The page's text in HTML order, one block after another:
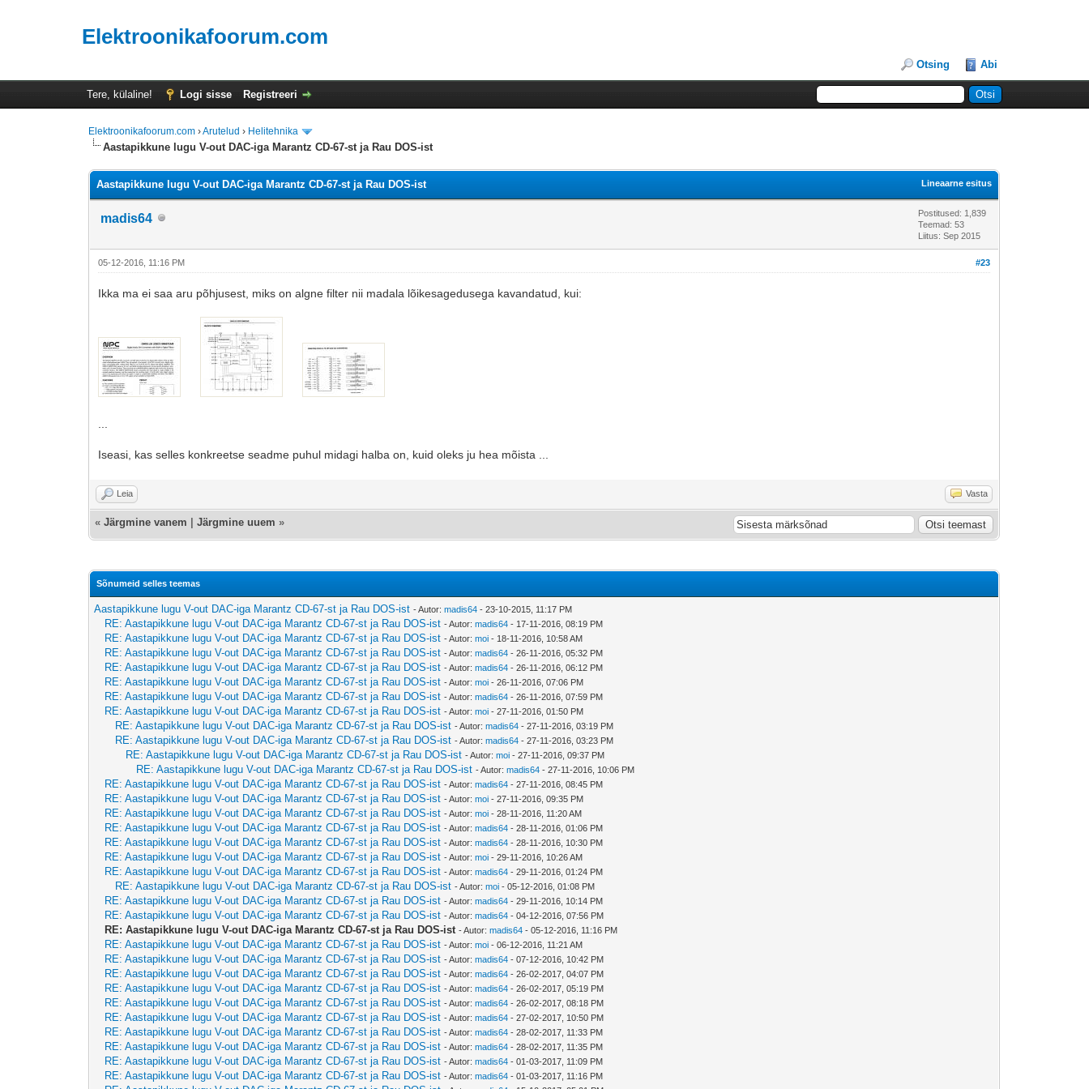
Elektroonikafoorum.com
Otsing Abi
Tere, külaline! Logi sisse Registreeri
Elektroonikafoorum.com ›Arutelud › Helitehnika
Aastapikkune lugu V-out DAC-iga Marantz CD-67-st ja Rau DOS-ist
Lineaarne esitus
Aastapikkune lugu V-out DAC-iga Marantz CD-67-st ja Rau DOS-ist
madis64
Postitused: 1,839
Teemad: 53
Liitus: Sep 2015
#23
05-12-2016, 11:16 PM
Ikka ma ei saa aru põhjusest, miks on algne filter nii madala lõikesagedusega kavandatud, kui:
Iseasi, kas selles konkreetse seadme puhul midagi halba on, kuid oleks ju hea mõista ...
Leia Vasta
«Järgmine vanem |Järgmine uuem »
Sõnumeid selles teemas
Aastapikkune lugu V-out DAC-iga Marantz CD-67-st ja Rau DOS-ist - Autor:madis64 - 23-10-2015, 11:17 PM
RE: Aastapikkune lugu V-out DAC-iga Marantz CD-67-st ja Rau DOS-ist - Autor:madis64 - 17-11-2016, 08:19 PM
RE: Aastapikkune lugu V-out DAC-iga Marantz CD-67-st ja Rau DOS-ist - Autor:moi - 18-11-2016, 10:58 AM
RE: Aastapikkune lugu V-out DAC-iga Marantz CD-67-st ja Rau DOS-ist - Autor:madis64 - 26-11-2016, 05:32 PM
RE: Aastapikkune lugu V-out DAC-iga Marantz CD-67-st ja Rau DOS-ist - Autor:madis64 - 26-11-2016, 06:12 PM
RE: Aastapikkune lugu V-out DAC-iga Marantz CD-67-st ja Rau DOS-ist - Autor:moi - 26-11-2016, 07:06 PM
RE: Aastapikkune lugu V-out DAC-iga Marantz CD-67-st ja Rau DOS-ist - Autor:madis64 - 26-11-2016, 07:59 PM
RE: Aastapikkune lugu V-out DAC-iga Marantz CD-67-st ja Rau DOS-ist - Autor:moi - 27-11-2016, 01:50 PM
RE: Aastapikkune lugu V-out DAC-iga Marantz CD-67-st ja Rau DOS-ist - Autor:madis64 - 27-11-2016, 03:19 PM
RE: Aastapikkune lugu V-out DAC-iga Marantz CD-67-st ja Rau DOS-ist - Autor:madis64 - 27-11-2016, 03:23 PM
RE: Aastapikkune lugu V-out DAC-iga Marantz CD-67-st ja Rau DOS-ist - Autor:moi - 27-11-2016, 09:37 PM
RE: Aastapikkune lugu V-out DAC-iga Marantz CD-67-st ja Rau DOS-ist - Autor:madis64 - 27-11-2016, 10:06 PM
RE: Aastapikkune lugu V-out DAC-iga Marantz CD-67-st ja Rau DOS-ist - Autor:madis64 - 27-11-2016, 08:45 PM
RE: Aastapikkune lugu V-out DAC-iga Marantz CD-67-st ja Rau DOS-ist - Autor:moi - 27-11-2016, 09:35 PM
RE: Aastapikkune lugu V-out DAC-iga Marantz CD-67-st ja Rau DOS-ist - Autor:moi - 28-11-2016, 11:20 AM
RE: Aastapikkune lugu V-out DAC-iga Marantz CD-67-st ja Rau DOS-ist - Autor:madis64 - 28-11-2016, 01:06 PM
RE: Aastapikkune lugu V-out DAC-iga Marantz CD-67-st ja Rau DOS-ist - Autor:madis64 - 28-11-2016, 10:30 PM
RE: Aastapikkune lugu V-out DAC-iga Marantz CD-67-st ja Rau DOS-ist - Autor:moi - 29-11-2016, 10:26 AM
RE: Aastapikkune lugu V-out DAC-iga Marantz CD-67-st ja Rau DOS-ist - Autor:madis64 - 29-11-2016, 01:24 PM
RE: Aastapikkune lugu V-out DAC-iga Marantz CD-67-st ja Rau DOS-ist - Autor:moi - 05-12-2016, 01:08 PM
RE: Aastapikkune lugu V-out DAC-iga Marantz CD-67-st ja Rau DOS-ist - Autor:madis64 - 29-11-2016, 10:14 PM
RE: Aastapikkune lugu V-out DAC-iga Marantz CD-67-st ja Rau DOS-ist - Autor:madis64 - 04-12-2016, 07:56 PM
RE: Aastapikkune lugu V-out DAC-iga Marantz CD-67-st ja Rau DOS-ist - Autor:madis64 - 05-12-2016, 11:16 PM
RE: Aastapikkune lugu V-out DAC-iga Marantz CD-67-st ja Rau DOS-ist - Autor:moi - 06-12-2016, 11:21 AM
RE: Aastapikkune lugu V-out DAC-iga Marantz CD-67-st ja Rau DOS-ist - Autor:madis64 - 07-12-2016, 10:42 PM
RE: Aastapikkune lugu V-out DAC-iga Marantz CD-67-st ja Rau DOS-ist - Autor:madis64 - 26-02-2017, 04:07 PM
RE: Aastapikkune lugu V-out DAC-iga Marantz CD-67-st ja Rau DOS-ist - Autor:madis64 - 26-02-2017, 05:19 PM
RE: Aastapikkune lugu V-out DAC-iga Marantz CD-67-st ja Rau DOS-ist - Autor:madis64 - 26-02-2017, 08:18 PM
RE: Aastapikkune lugu V-out DAC-iga Marantz CD-67-st ja Rau DOS-ist - Autor:madis64 - 27-02-2017, 10:50 PM
RE: Aastapikkune lugu V-out DAC-iga Marantz CD-67-st ja Rau DOS-ist - Autor:madis64 - 28-02-2017, 11:33 PM
RE: Aastapikkune lugu V-out DAC-iga Marantz CD-67-st ja Rau DOS-ist - Autor:madis64 - 28-02-2017, 11:35 PM
RE: Aastapikkune lugu V-out DAC-iga Marantz CD-67-st ja Rau DOS-ist - Autor:madis64 - 01-03-2017, 11:09 PM
RE: Aastapikkune lugu V-out DAC-iga Marantz CD-67-st ja Rau DOS-ist - Autor:madis64 - 01-03-2017, 11:16 PM